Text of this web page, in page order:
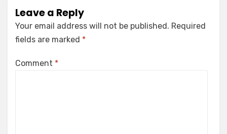
Leave a Reply
Your email address will not be published. Required
fields are marked *
Comment *